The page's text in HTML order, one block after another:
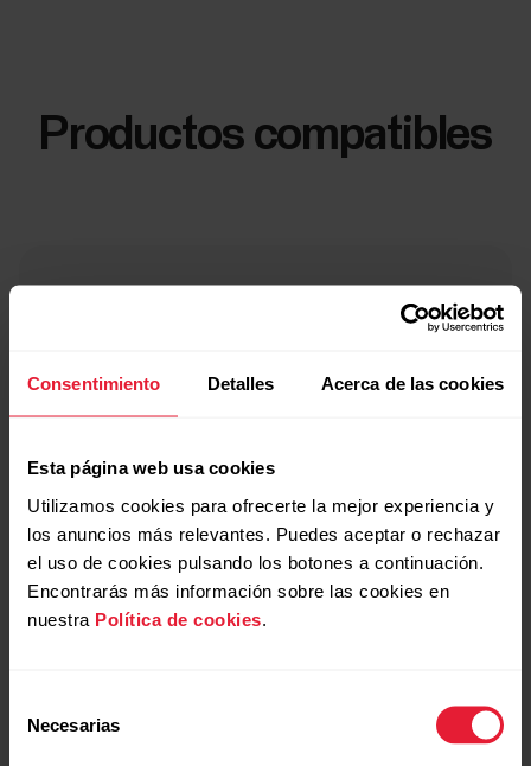
Consentimiento Detalles Acerca de las cookies
Esta página web usa cookies
Utilizamos cookies para ofrecerte la mejor experiencia y
los anuncios más relevantes. Puedes aceptar o rechazar
el uso de cookies pulsando los botones a continuación.
Encontrarás más información sobre las cookies en
nuestra Política de cookies
Necesarias
Productos compatibles